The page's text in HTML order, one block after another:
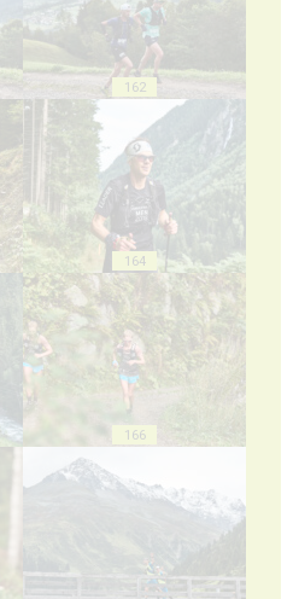
162
164
166